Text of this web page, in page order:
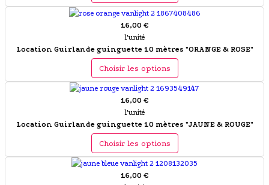
16,00 €
l'unité
Location Guirlande guinguette 10 mètres "ORANGE & ROSE"
Choisir les options
16,00 €
l'unité
Location Guirlande guinguette 10 mètres "JAUNE & ROUGE"
Choisir les options
16,00 €